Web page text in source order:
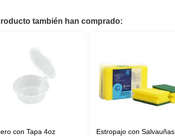
también han comprado:
con Tapa 4oz
Estropajo con Salvauñas